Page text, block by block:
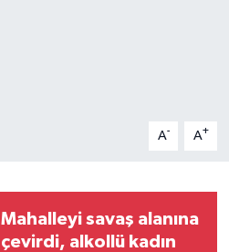
A- A+
Mahalleyi savaş alanına
çevirdi, alkollü kadın